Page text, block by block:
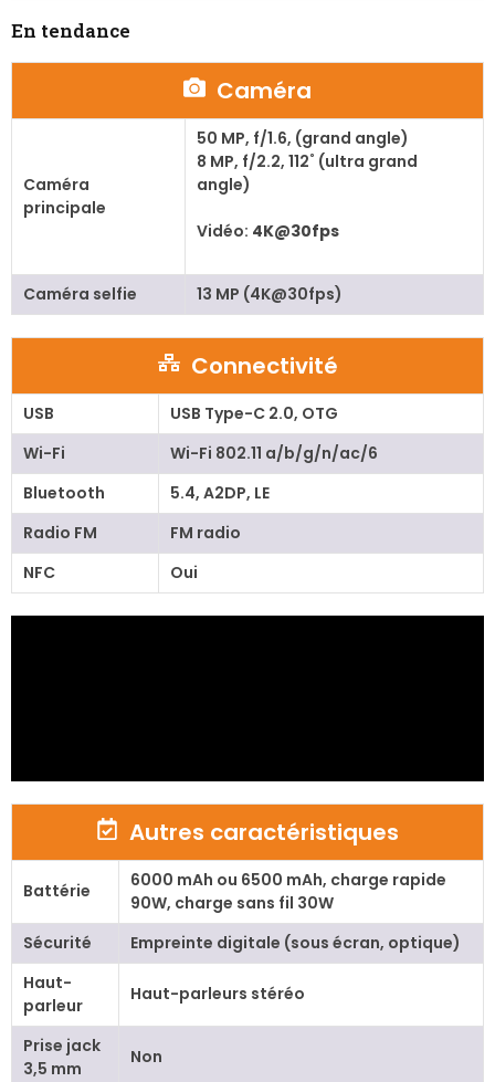
En tendance
Caméra
Caméra
principale
50 MP, f/1.6, (grand angle)
8 MP, f/2.2, 112˚ (ultra grand
angle)
Vidéo: 4K@30fps
Caméra selfie 13 MP (4K@30fps)
Connectivité
USB
USB Type-C 2.0, OTG
Wi-Fi
Wi-Fi 802.11 a/b/g/n/ac/6
Bluetooth
5.4, A2DP, LE
Radio FM
FM radio
NFC
Oui
Autres caractéristiques
Battérie
6000 mAh ou 6500 mAh, charge rapide
90W, charge sans fil 30W
Sécurité
Empreinte digitale (sous écran, optique)
Haut-
parleur
Haut-parleurs stéréo
Prise jack
3,5 mm
Non